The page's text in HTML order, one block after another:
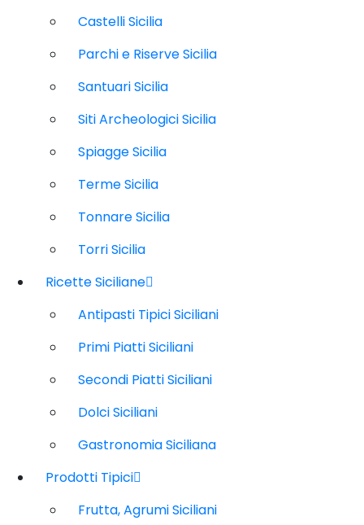
Castelli Sicilia
Parchi e Riserve Sicilia
Santuari Sicilia
Siti Archeologici Sicilia
Spiagge Sicilia
Terme Sicilia
Tonnare Sicilia
Torri Sicilia
Ricette Siciliane
Antipasti Tipici Siciliani
Primi Piatti Siciliani
Secondi Piatti Siciliani
Dolci Siciliani
Gastronomia Siciliana
Prodotti Tipici
Frutta, Agrumi Siciliani